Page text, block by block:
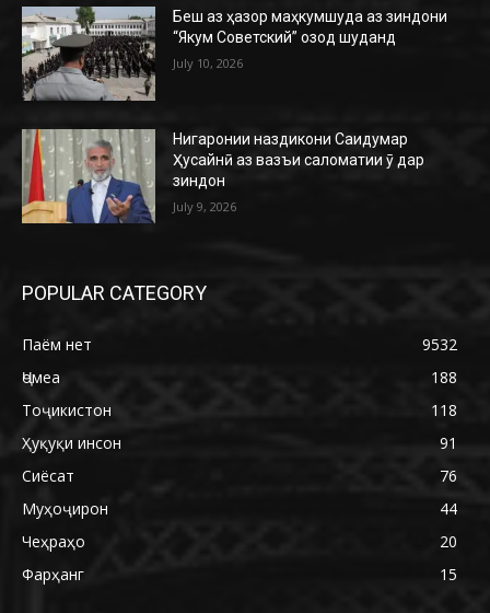
Беш аз ҳазор маҳкумшуда аз зиндони
“Якум Советский” озод шуданд
July 10, 2026
Нигаронии наздикони Саидумар
Ҳусайнӣ аз вазъи саломатии ӯ дар
зиндон
July 9, 2026
POPULAR CATEGORY
Паём нет
9532
Ҷомеа
188
Тоҷикистон
118
Ҳуқуқи инсон
91
Сиёсат
76
Муҳоҷирон
44
Чеҳраҳо
20
Фарҳанг
15